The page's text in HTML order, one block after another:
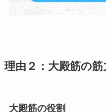
理由２：大殿筋の筋
大殿筋の役割